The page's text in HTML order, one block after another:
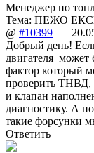
Менеджер по
Тема: ПЕЖО
@ #10399 |
Добрый день!
двигателя может
фактор который
проверить ТНВД,
и клапан
диагностику. А
такие форсунки
Ответить